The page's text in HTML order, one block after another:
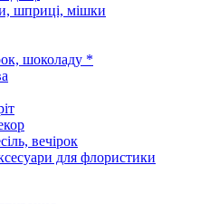
шприці, мішки
шоколаду *
вечірок
для флористики